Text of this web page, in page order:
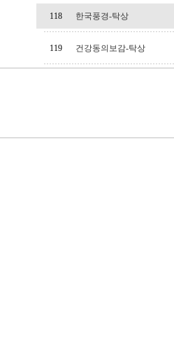
118 한국풍경-탁상
119 건강동의보감-탁상